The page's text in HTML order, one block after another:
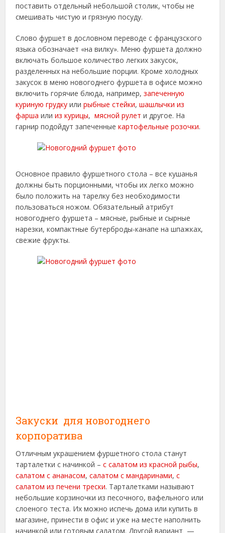
поставить отдельный небольшой столик, чтобы не
смешивать чистую и грязную посуду.
Слово фуршет в дословном переводе с французского
языка обозначает «на вилку». Меню фуршета должно
включать большое количество легких закусок,
разделенных на небольшие порции. Кроме холодных
закусок в меню новогоднего фуршета в офисе можно
включить горячие блюда, например,запеченную
куриную грудку илирыбные стейки,шашлычки из
фарша илииз курицы,мясной рулет и другое. На
гарнир подойдут запеченныекартофельные розочки.
Основное правило фуршетного стола – все кушанья
должны быть порционными, чтобы их легко можно
было положить на тарелку без необходимости
пользоваться ножом. Обязательный атрибут
новогоднего фуршета – мясные, рыбные и сырные
нарезки, компактные бутерброды-канапе на шпажках,
свежие фрукты.
Закуски для новогоднего
корпоратива
Отличным украшением фуршетного стола станут
тарталетки с начинкой –с салатом из красной рыбы,
салатом с ананасом,салатом с мандаринами, с
салатом из печени трески. Тарталетками называют
небольшие корзиночки из песочного, вафельного или
слоеного теста. Их можно испечь дома или купить в
магазине, принести в офис и уже на месте наполнить
начинкой или готовым салатом. Другой вариант —